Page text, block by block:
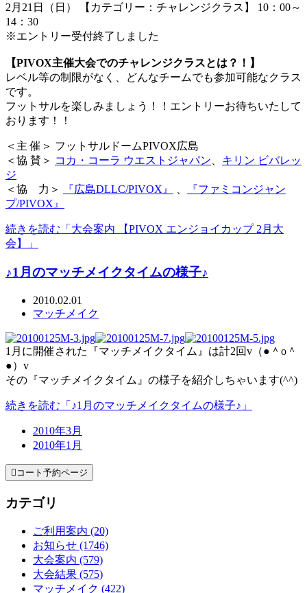
2月21日（日） 【カテゴリー：チャレンジクラス】 10：00～
14：30
※エントリー受付終了しました
【PIVOX主催大会でのチャレンジクラスとは？！】
レベル等の制限がなく、どんなチームでも参加可能なクラス
です。
フットサルを楽しみましょう！！エントリーお待ちいたして
おります！！
＜主 催＞ フットサルドームPIVOX広島
＜協 賛＞ コカ・コーラ ウエストジャパン
キリン ビバレッ
ジ
＜協 力＞
『広島DLLC/PIVOX』
『ファミコンジャン
プ/PIVOX』
続きを読む「大会案内 【PIVOX エンジョイカップ 2月大
会】」
♪1月のマッチメイクタイムの様子♪
2010.02.01
マッチメイク
1月に開催された『マッチメイクタイム』は計2回v（●＾o＾
●）v
その『マッチメイクタイム』の様子を紹介しちゃいます(^^)
続きを読む「♪1月のマッチメイクタイムの様子♪」
2010年3月
2010年1月
 コート予約ページ
カテゴリ
ご利用案内 (20)
お知らせ (1746)
大会案内 (579)
大会結果 (575)
マッチメイク (422)